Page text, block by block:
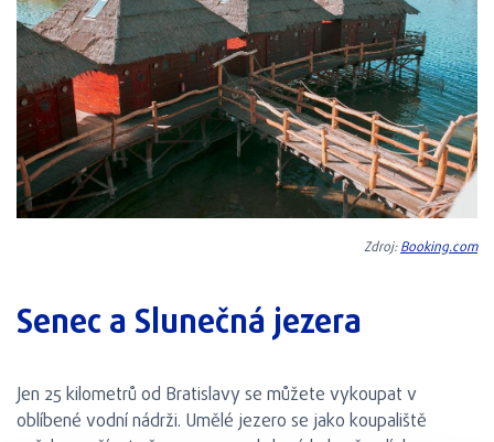
Zdroj:Booking.com
Senec a Slunečná jezera
Jen 25 kilometrů od Bratislavy se můžete vykoupat v
oblíbené vodní nádrži. Umělé jezero se jako koupaliště